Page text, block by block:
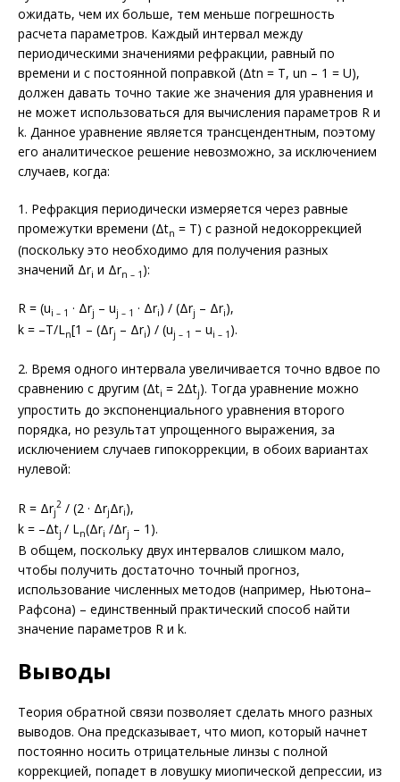
ожидать, чем их больше, тем меньше погрешность
расчета параметров. Каждый интервал между
периодическими значениями рефракции, равный по
времени и с постоянной поправкой (Δtn = T, un – 1 = U),
должен давать точно такие же значения для уравнения и
не может использоваться для вычис­ления параметров R и
k. Данное уравнение является трансцендентным, поэтому
его аналитическое решение невозможно, за исключением
случаев, когда:
1. Рефракция периодически измеряется через равные
промежутки времени (Δtn = T) с разной недокоррекцией
(поскольку это необходимо для получения разных
значений Δri и Δrn – 1 ):
R = (ui – 1 · Δrj – uj – 1 · Δri) / (Δrj – Δri),
k = –T/Ln[1 – (Δrj – Δri) / (uj – 1 – ui – 1 ).
2. Время одного интервала увеличивается точно вдвое по
сравнению с другим (Δti = 2Δtj). Тогда уравнение можно
упростить до экспоненциального уравнения второго
порядка, но результат упрощенного выражения, за
исключением случаев гипокоррекции, в обоих вариантах
нулевой:
R = Δrj
2 / (2 · ΔrjΔri),
k = –Δtj / Ln(Δri /Δrj – 1).
В общем, поскольку двух интервалов слишком мало,
чтобы получить достаточно точный прогноз,
использование численных методов (например, Ньютона–
Рафсона) – единственный практический способ найти
значение параметров R и k.
Выводы
Теория обратной связи позволяет сделать много разных
выводов. Она предсказывает, что миоп, который начнет
постоянно носить отрицательные линзы с полной
коррекцией, попадет в ловушку миопической депрессии, из